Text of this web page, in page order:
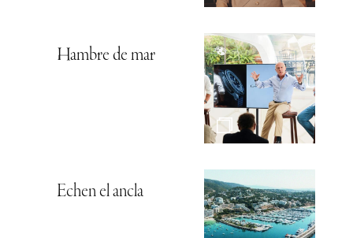
Hambre de mar
Echen el ancla